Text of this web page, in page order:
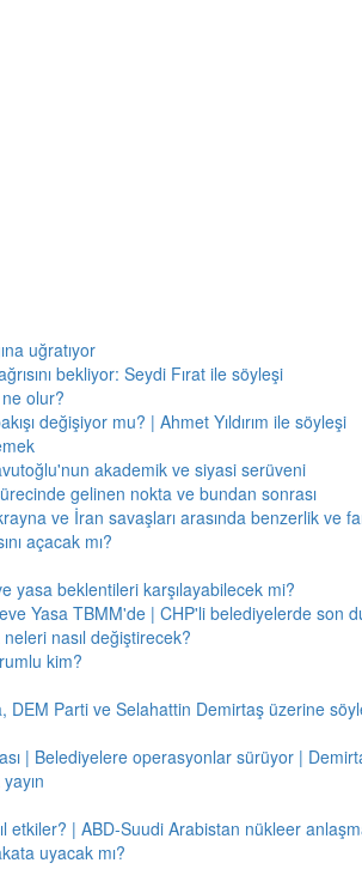
uğratıyor
bekliyor: Seydi Fırat ile söyleşi
olur?
değişiyor mu? | Ahmet Yıldırım ile söyleşi
akademik ve siyasi serüveni
gelinen nokta ve bundan sonrası
ve İran savaşları arasında benzerlik ve
açacak mı?
yasa beklentileri karşılayabilecek mi?
Yasa TBMM'de | CHP'li belediyelerde son
nasıl değiştirecek?
kim?
DEM Parti ve Selahattin Demirtaş üzerine
| Belediyelere operasyonlar sürüyor |
etkiler? | ABD-Suudi Arabistan nükleer
uyacak mı?